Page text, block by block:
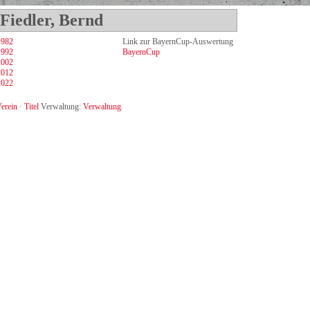
Bernd
Link zur BayernCup-Auswertung
BayernCup
· Titel Verwaltung: Verwaltung